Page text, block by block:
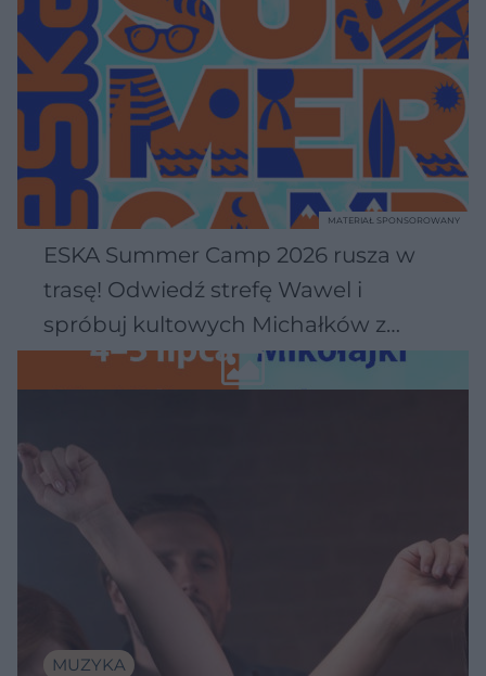
ESKA Summer Camp 2026 rusza w
trasę! Odwiedź strefę Wawel i
spróbuj kultowych Michałków z
Wawelu
MATERIAŁ SPONSOROWANY
MUZYKA